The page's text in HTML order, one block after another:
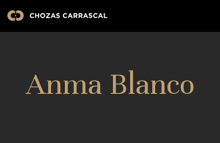
Anma Blanco